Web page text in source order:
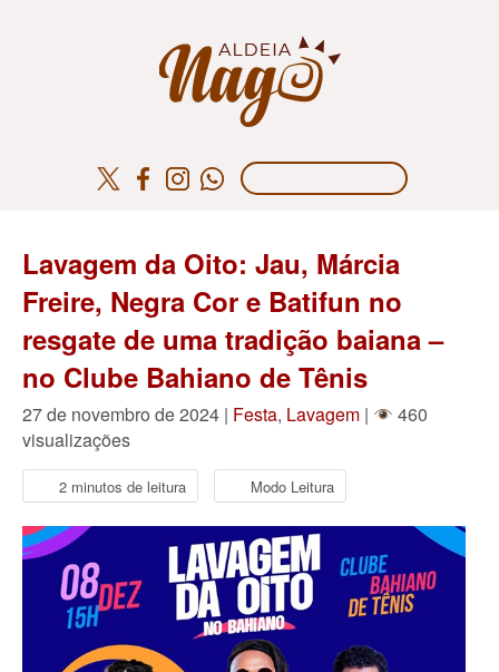
Lavagem da Oito: Jau, Márcia
Freire, Negra Cor e Batifun no
resgate de uma tradição baiana –
no Clube Bahiano de Tênis
27 de novembro de 2024 | Festa, Lavagem |
460
visualizações
2 minutos de leitura Modo Leitura